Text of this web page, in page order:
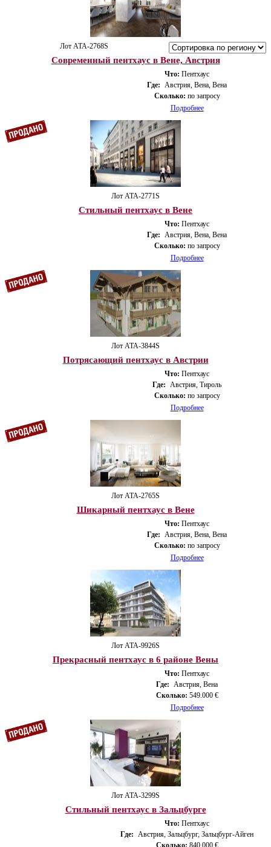
Лот ATA-2768S
Современный пентхаус в Вене, Австрия
Что: Пентхаус
Где: Австрия, Вена, Вена
Сколько: по запросу
Подробнее
Лот ATA-2771S
Стильный пентхаус в Вене
Что: Пентхаус
Где: Австрия, Вена, Вена
Сколько: по запросу
Подробнее
Лот ATA-3844S
Потрясающий пентхаус в Австрии
Что: Пентхаус
Где: Австрия, Тироль
Сколько: по запросу
Подробнее
Лот ATA-2765S
Шикарный пентхаус в Вене
Что: Пентхаус
Где: Австрия, Вена, Вена
Сколько: по запросу
Подробнее
Лот ATA-9926S
Прекрасный пентхаус в 6 районе Вены
Что: Пентхаус
Где: Австрия, Вена
Сколько: 549.000 €
Подробнее
Лот ATA-3299S
Стильный пентхаус в Зальцбурге
Что: Пентхаус
Где: Австрия, Зальцбург, Зальцбург-Айген
Сколько: 840.000 €